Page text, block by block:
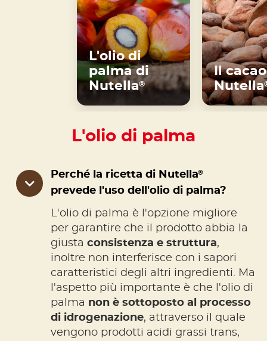
L'olio di
palma di
Nutella®
Il
Nutella
L'olio di palma
Perché la ricetta di Nutella®
prevede l'uso dell'olio di palma?
L'olio di palma è l'opzione migliore
per garantire che il prodotto abbia la
giusta consistenza e struttura,
inoltre non interferisce con i sapori
caratteristici degli altri ingredienti. Ma
l'aspetto più importante è che l'olio di
palma non è sottoposto al processo
di idrogenazione, attraverso il quale
vengono prodotti acidi grassi trans,